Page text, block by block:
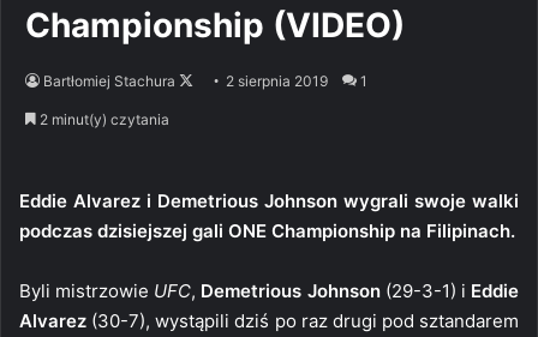
Championship (VIDEO)
Bartłomiej Stachura
Follow2 sierpnia 2019 1
2 minut(y) czytania
Eddie Alvarez i Demetrious Johnson wygrali swoje walki
podczas dzisiejszej gali ONE Championship na Filipinach.
Byli mistrzowie UFC, Demetrious Johnson(29-3-1) i Eddie
Alvarez (30-7), wystąpili dziś po raz drugi pod sztandarem